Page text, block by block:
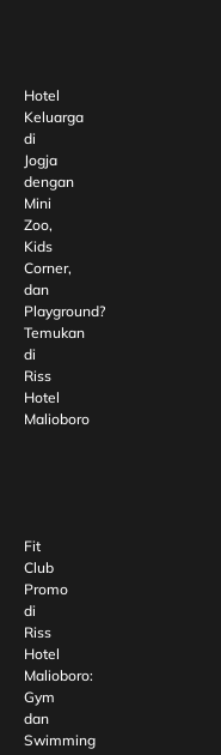
Hotel
Keluarga
di
Jogja
dengan
Mini
Zoo,
Kids
Corner,
dan
Playground?
Temukan
di
Riss
Hotel
Malioboro
Fit
Club
Promo
di
Riss
Hotel
Malioboro:
Gym
dan
Swimming